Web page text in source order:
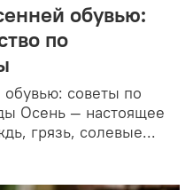
обувью:
по
обувью: советы по
Осень — настоящее
грязь, солевые...